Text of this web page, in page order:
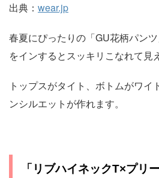
出典： wear.jp
春夏にぴったりの「GU花柄パン
をインするとスッキリこなれて見
トップスがタイト、ボトムがワイ
ンシルエットが作れます。
「リブハイネックT×プリ